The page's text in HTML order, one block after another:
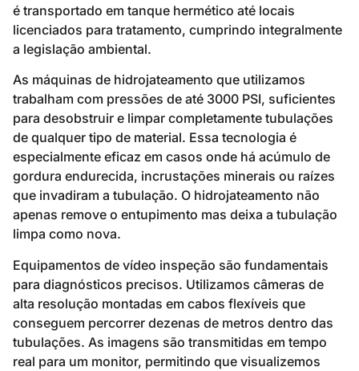
é transportado em tanque hermético até locais
licenciados para tratamento, cumprindo integralmente
a legislação ambiental.
As máquinas de hidrojateamento que utilizamos
trabalham com pressões de até 3000 PSI, suficientes
para desobstruir e limpar completamente tubulações
de qualquer tipo de material. Essa tecnologia é
especialmente eficaz em casos onde há acúmulo de
gordura endurecida, incrustações minerais ou raízes
que invadiram a tubulação. O hidrojateamento não
apenas remove o entupimento mas deixa a tubulação
limpa como nova.
Equipamentos de vídeo inspeção são fundamentais
para diagnósticos precisos. Utilizamos câmeras de
alta resolução montadas em cabos flexíveis que
conseguem percorrer dezenas de metros dentro das
tubulações. As imagens são transmitidas em tempo
real para um monitor, permitindo que visualizemos